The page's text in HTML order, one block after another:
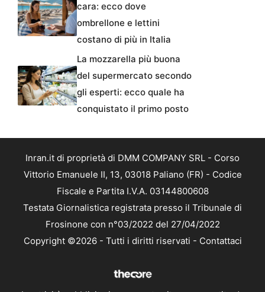
cara: ecco dove
ombrellone e lettini
costano di più in Italia
La mozzarella più buona
del supermercato secondo
gli esperti: ecco quale ha
conquistato il primo posto
Inran.it di proprietà di DMM COMPANY SRL - Corso
Vittorio Emanuele II, 13, 03018 Paliano (FR) - Codice
Fiscale e Partita I.V.A. 03144800608
Testata Giornalistica registrata presso il Tribunale di
Frosinone con n°03/2022 del 27/04/2022
Copyright ©2026 - Tutti i diritti riservati - Contattaci